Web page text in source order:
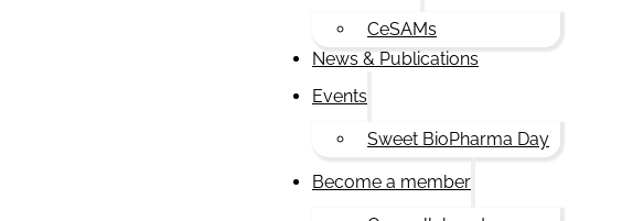
CeSAMs
News & Publications
Events
Sweet BioPharma Day
Become a member